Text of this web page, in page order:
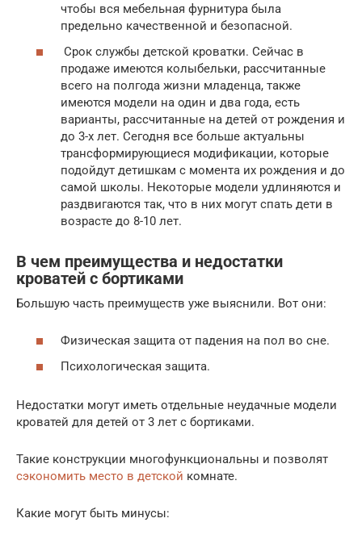
чтобы вся мебельная фурнитура была
предельно качественной и безопасной.
Срок службы детской кроватки. Сейчас в
продаже имеются колыбельки, рассчитанные
всего на полгода жизни младенца, также
имеются модели на один и два года, есть
варианты, рассчитанные на детей от рождения и
до 3-х лет. Сегодня все больше актуальны
трансформирующиеся модификации, которые
подойдут детишкам с момента их рождения и до
самой школы. Некоторые модели удлиняются и
раздвигаются так, что в них могут спать дети в
возрасте до 8-10 лет.
В чем преимущества и недостатки
кроватей с бортиками
Большую часть преимуществ уже выяснили. Вот они:
Физическая защита от падения на пол во сне.
Психологическая защита.
Недостатки могут иметь отдельные неудачные модели
кроватей для детей от 3 лет с бортиками.
Такие конструкции многофункциональны и позволят
сэкономить место в детской комнате.
Какие могут быть минусы: